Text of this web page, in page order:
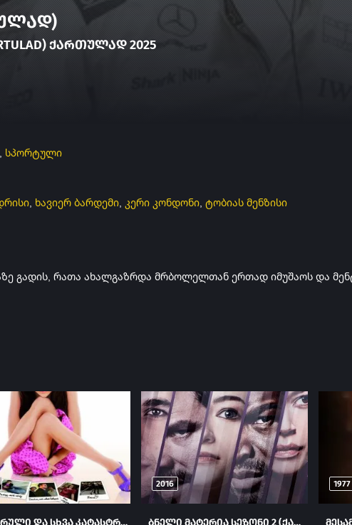
ᲥᲐᲠᲗᲣᲚᲐᲓ 2025
სპორტული
, ხავიერ ბარდემი, კერი კონდონი, ტობიას მენზისი
გადის, რათა ახალგაზრდა მრბოლელთან ერთად იმუშაოს და
სიყვარული და სხვა კატასტროფები (ქართულად) / Love and Other Disasters ქართულად 2006
2016
ბნელი მატერია სეზონი 2 (ქართულად) / Dark Matter Season 2 ქართულად 2016
1977